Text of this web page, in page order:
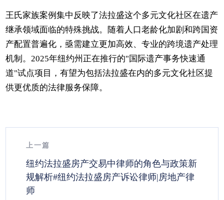
王氏家族案例集中反映了法拉盛这个多元文化社区在遗产
继承领域面临的特殊挑战。随着人口老龄化加剧和跨国资
产配置普遍化，亟需建立更加高效、专业的跨境遗产处理
机制。2025年纽约州正在推行的"国际遗产事务快速通
道"试点项目，有望为包括法拉盛在内的多元文化社区提
供更优质的法律服务保障。
上一篇
纽约法拉盛房产交易中律师的角色与政策新
规解析#纽约法拉盛房产诉讼律师|房地产律
师